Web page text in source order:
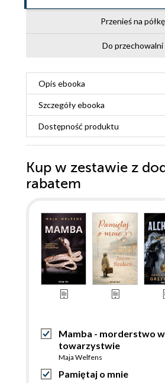
Przenieś na półkę
Do przechowalni
Opis ebooka
Szczegółyebooka
Dostępność produktu
Kup w zestawie z
rabatem
Mamba - morderstwo
towarzystwie
Maja Welfens
Pamiętaj o mnie